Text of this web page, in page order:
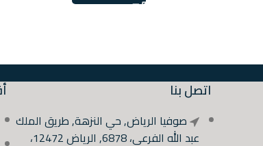
اتصل بنا
صوفيا الرياض, حي النزهة, طريق الملك
عبد الله الفرعي، 6878, الرياض 12472،